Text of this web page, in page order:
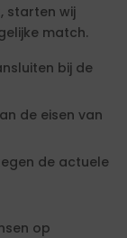
starten wij
match.
bij de
de eisen van
de actuele
op